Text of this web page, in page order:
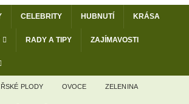
CELEBRITY HUBNUTÍ KRÁSA
RADY A TIPY ZAJÍMAVOSTI
PLODY OVOCE ZELENINA